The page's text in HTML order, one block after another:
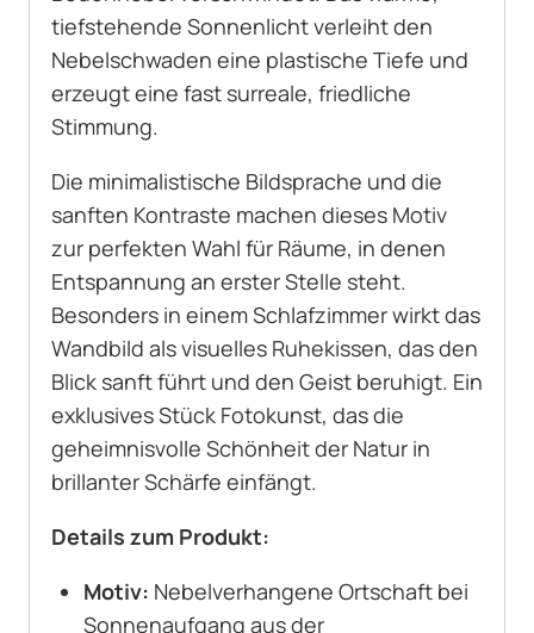
tiefstehende Sonnenlicht verleiht den
Nebelschwaden eine plastische Tiefe und
erzeugt eine fast surreale, friedliche
Stimmung.
Die minimalistische Bildsprache und die
sanften Kontraste machen dieses Motiv
zur perfekten Wahl für Räume, in denen
Entspannung an erster Stelle steht.
Besonders in einem Schlafzimmer wirkt das
Wandbild als visuelles Ruhekissen, das den
Blick sanft führt und den Geist beruhigt. Ein
exklusives Stück Fotokunst, das die
geheimnisvolle Schönheit der Natur in
brillanter Schärfe einfängt.
Details zum Produkt:
Motiv: Nebelverhangene Ortschaft bei
Sonnenaufgang aus der